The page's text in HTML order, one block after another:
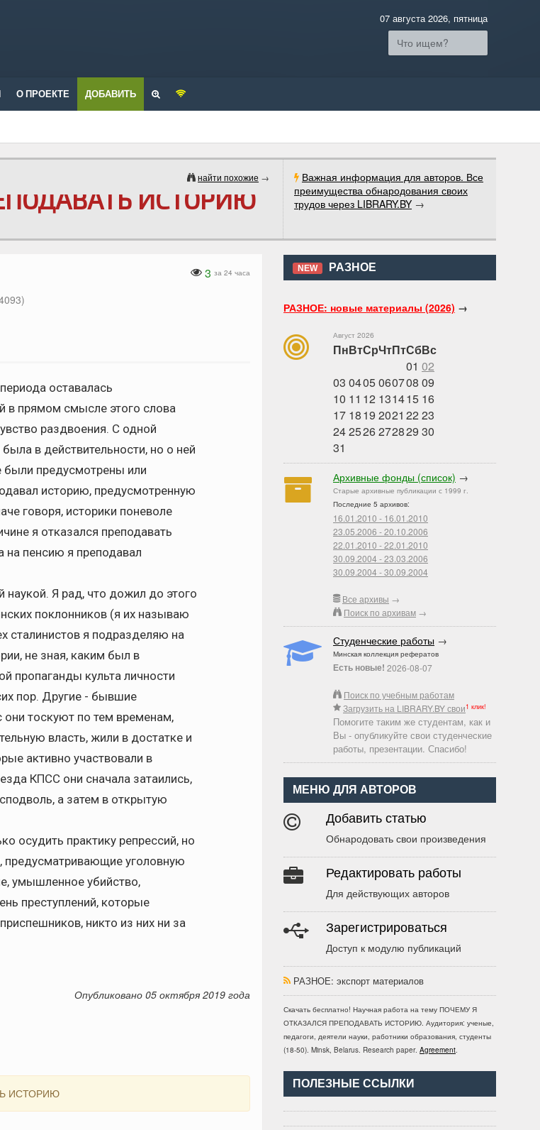
07 августа 2026, пятница
О ПРОЕКТЕ ДОБАВИТЬ
Важная информация для авторов. Все
преимущества обнародования своих
трудов через LIBRARY.BY →
найти похожие →
ИСТОРИЮ
NEW РАЗНОЕ
РАЗНОЕ: новые материалы (2026) →
Август 2026
ПнВтСрЧтПтСбВс
01 02
03 0405060708 09
10 11 12 131415 16
17 1819 2021 22 23
242526272829 30
31
Архивные фонды (список) →
Старые архивные публикации с 1999 г.
Последние 5 архивов:
16.01.2010 - 16.01.2010
23.05.2006 - 20.10.2006
22.01.2010 - 22.01.2010
30.09.2004 - 23.03.2006
30.09.2004 - 30.09.2004
Все архивы →
Поиск по архивам →
Студенческие работы →
Минская коллекция рефератов
Есть новые! 2026-08-07
Поиск по учебным работам
Загрузить на LIBRARY.BY свои1 клик!
Помогите таким же студентам, как и
Вы - опубликуйте свои студенческие
работы, презентации. Спасибо!
МЕНЮ ДЛЯ АВТОРОВ
Добавить статью
Обнародовать свои произведения
Редактировать работы
Для действующих авторов
Зарегистрироваться
Доступ к модулю публикаций
РАЗНОЕ: экспорт материалов
Скачать бесплатно! Научная работа на тему ПОЧЕМУ Я
ОТКАЗАЛСЯ ПРЕПОДАВАТЬ ИСТОРИЮ. Аудитория: ученые,
педагоги, деятели науки, работники образования, студенты
(18-50). Minsk, Belarus. Research paper. Agreement.
ПОЛЕЗНЫЕ ССЫЛКИ
3 за 24 часа
оставалась
в прямом смысле этого слова
раздвоения. С одной
в действительности, но о ней
были предусмотрены или
историю, предусмотренную
говоря, историки поневоле
я отказался преподавать
на пенсию я преподавал
наукой. Я рад, что дожил до этого
поклонников (я их называю
сталинистов я подразделяю на
не зная, каким был в
пропаганды культа личности
пор. Другие - бывшие
тоскуют по тем временам,
власть, жили в достатке и
активно участвовали в
КПСС они сначала затаились,
а затем в открытую
осудить практику репрессий, но
предусматривающие уголовную
умышленное убийство,
преступлений, которые
никто из них ни за
Опубликовано 05 октября 2019 года
ИСТОРИЮ